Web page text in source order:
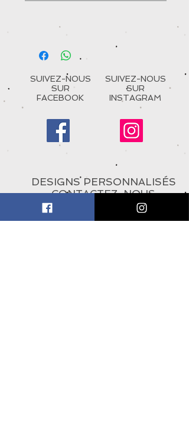
SUIVEZ-NOUS
SUR
FACEBOOK
SUIVEZ-NOUS
SUR
INSTAGRAM
DESIGNS PERSONNALISÉS
CONTACTEZ-NOUS